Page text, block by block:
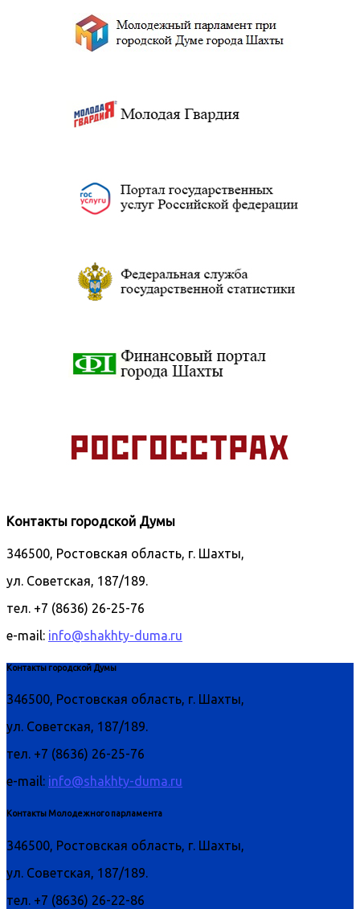
Контакты городской Думы
346500, Ростовская область, г. Шахты,
ул. Советская, 187/189.
тел. +7 (8636) 26-25-76
e-mail: info@shakhty-duma.ru
Контакты городской Думы
346500, Ростовская область, г. Шахты,
ул. Советская, 187/189.
тел. +7 (8636) 26-25-76
e-mail: info@shakhty-duma.ru
Контакты Молодежного парламента
346500, Ростовская область, г. Шахты,
ул. Советская, 187/189.
тел. +7 (8636) 26-22-86